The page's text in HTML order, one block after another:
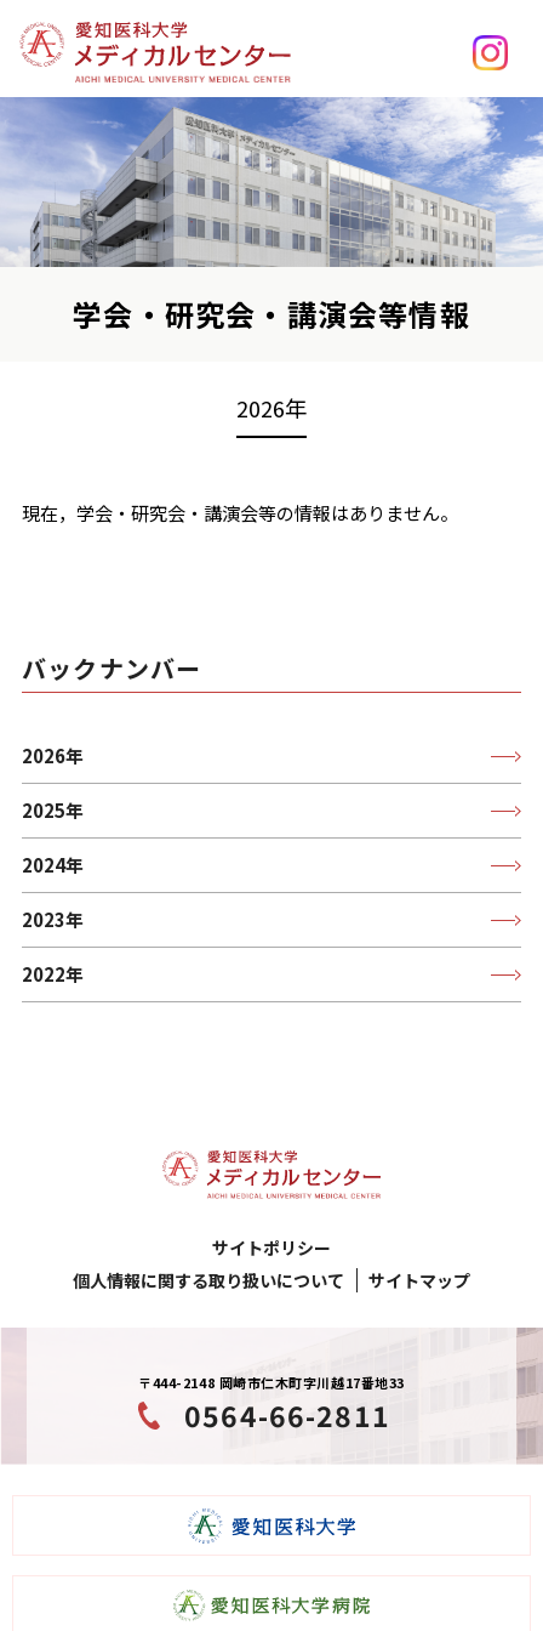
学会・研究会・講演会等情報
2026年
現在，学会・研究会・講演会等の情報はありません。
バックナンバー
2026年
2025年
2024年
2023年
2022年
サイトポリシー
個人情報に関する取り扱いについて
サイトマップ
〒444-2148 岡崎市仁木町字川越17番地33
0564-66-2811